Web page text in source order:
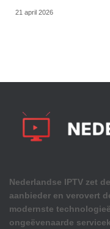
21 april 2026
Nederlandse IPTV zet
aanbieder en verovert
modernste
ongeëvenaarde